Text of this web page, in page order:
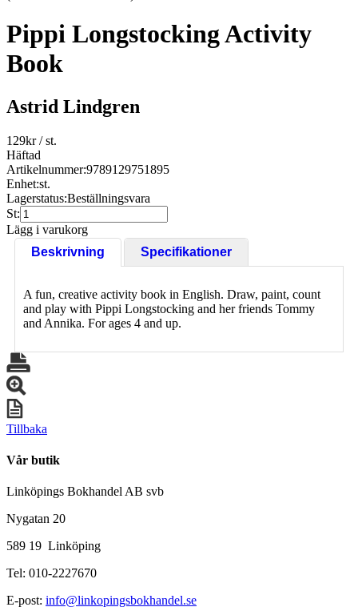
Pippi Longstocking Activity
Book
Astrid Lindgren
129kr/ st.
Häftad
Artikelnummer:9789129751895
Enhet:st.
Lagerstatus:Beställningsvara
St:
Lägg i varukorg
Beskrivning
Specifikationer
A fun, creative activity book in English. Draw, paint, count
and play with Pippi Longstocking and her friends Tommy
and Annika. For ages 4 and up.
Tillbaka
Vår butik
Linköpings Bokhandel AB svb
Nygatan 20
589 19 Linköping
Tel: 010-2227670
E-post: info@linkopingsbokhandel.se